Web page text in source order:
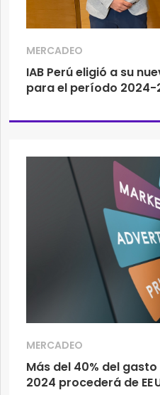
MERCADEO
IAB Perú eligió a su
para el período 2024-
MERCADEO
Más del 40% del
2024 procederá de EE